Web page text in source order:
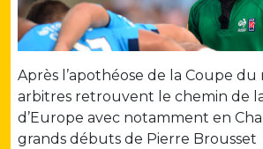
Après l’apothéose de la Coupe du
arbitres retrouvent le chemin de
d’Europe avec notamment en
grands débuts de Pierre Brousset